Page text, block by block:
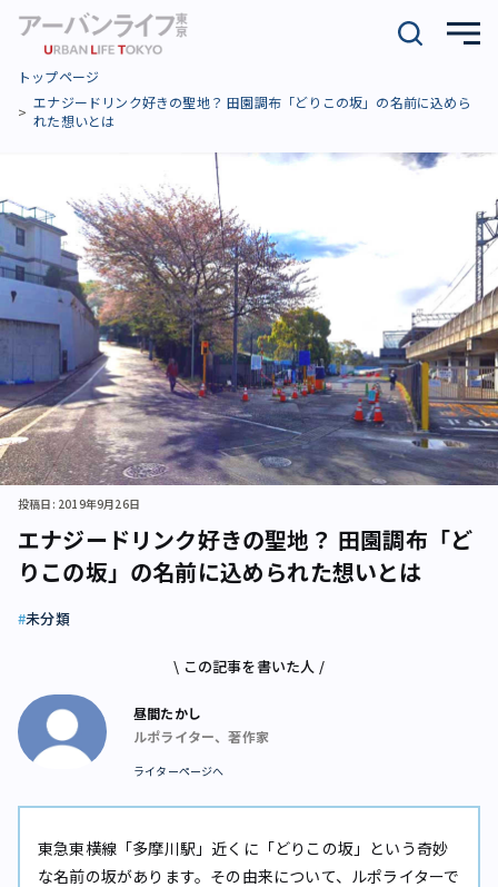
トップページ
エナジードリンク好きの聖地？ 田園調布「どりこの坂」の名前に込めら
れた想いとは
エナジードリンク好きの聖地？ 田園調布「ど
りこの坂」の名前に込められた想いとは
投稿日: 2019年9月26日
未分類
\ この記事を書いた人 /
昼間たかし
ルポライター、著作家
ライターページへ
東急東横線「多摩川駅」近くに「どりこの坂」という奇妙
な名前の坂があります。その由来について、ルポライターで